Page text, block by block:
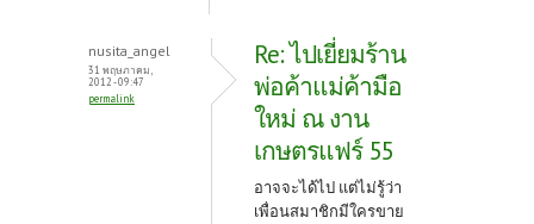
nusita_angel
31 พฤษภาคม,
2012 - 09:47
permalink
Re: ไปเยี่ยมร้าน
พ่อค้าแม่ค้ามือ
ใหม่ ณ งาน
เกษตรแฟร์ 55
อาจจะได้ไป แต่ไม่รู้ว่า
เพื่อนสมาชิกมีใครขาย